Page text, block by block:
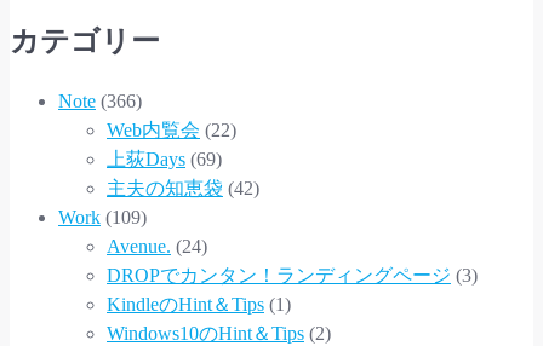
カテゴリー
Note (366)
Web内覧会 (22)
上荻Days (69)
主夫の知恵袋 (42)
Work (109)
Avenue. (24)
DROPでカンタン！ランディングページ (3)
KindleのHint＆Tips (1)
Windows10のHint＆Tips (2)